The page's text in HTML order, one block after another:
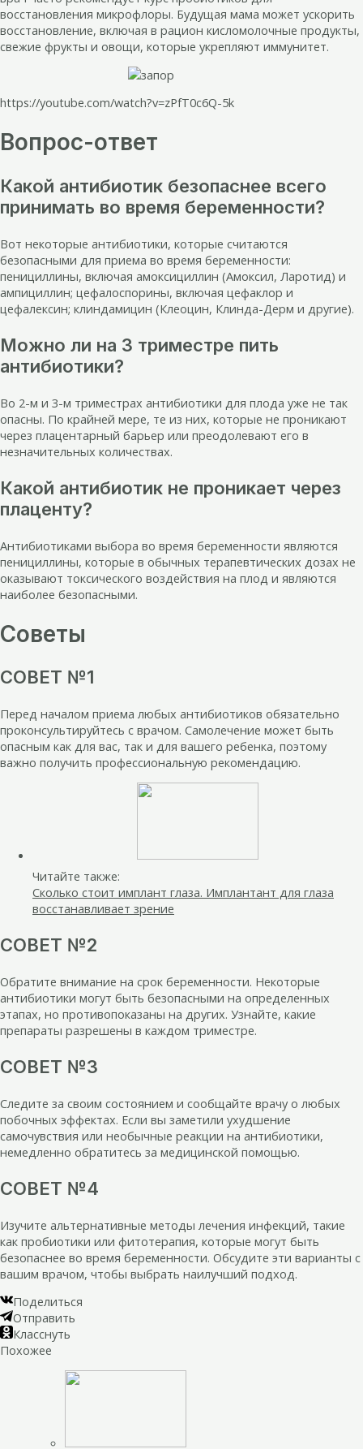
восстановления микрофлоры. Будущая мама может ускорить
восстановление, включая в рацион кисломолочные продукты,
свежие фрукты и овощи, которые укрепляют иммунитет.
https://youtube.com/watch?v=zPfT0c6Q-5k
Вопрос-ответ
Какой антибиотик безопаснее всего
принимать во время беременности?
Вот некоторые антибиотики, которые считаются
безопасными для приема во время беременности:
пенициллины, включая амоксициллин (Амоксил, Ларотид) и
ампициллин; цефалоспорины, включая цефаклор и
цефалексин; клиндамицин (Клеоцин, Клинда-Дерм и другие).
Можно ли на 3 триместре пить
антибиотики?
Во 2-м и 3-м триместрах антибиотики для плода уже не так
опасны. По крайней мере, те из них, которые не проникают
через плацентарный барьер или преодолевают его в
незначительных количествах.
Какой антибиотик не проникает через
плаценту?
Антибиотиками выбора во время беременности являются
пенициллины, которые в обычных терапевтических дозах не
оказывают токсического воздействия на плод и являются
наиболее безопасными.
Советы
СОВЕТ №1
Перед началом приема любых антибиотиков обязательно
проконсультируйтесь с врачом. Самолечение может быть
опасным как для вас, так и для вашего ребенка, поэтому
важно получить профессиональную рекомендацию.
Читайте также:
Сколько стоит имплант глаза. Имплантант для глаза
восстанавливает зрение
СОВЕТ №2
Обратите внимание на срок беременности. Некоторые
антибиотики могут быть безопасными на определенных
этапах, но противопоказаны на других. Узнайте, какие
препараты разрешены в каждом триместре.
СОВЕТ №3
Следите за своим состоянием и сообщайте врачу о любых
побочных эффектах. Если вы заметили ухудшение
самочувствия или необычные реакции на антибиотики,
немедленно обратитесь за медицинской помощью.
СОВЕТ №4
Изучите альтернативные методы лечения инфекций, такие
как пробиотики или фитотерапия, которые могут быть
безопаснее во время беременности. Обсудите эти варианты с
вашим врачом, чтобы выбрать наилучший подход.
Поделиться
Отправить
Класснуть
Похожее